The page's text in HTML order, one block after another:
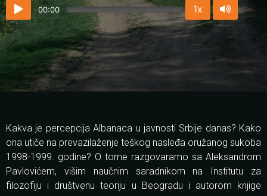
00:00 1x
Kakva je percepcija Albanaca u javnosti Srbije danas? Kako
ona utiče na prevazilaženje teškog nasleđa oružanog sukoba
1998-1999. godine? O tome razgovaramo sa Aleksandrom
Pavlovićem, višim naučnim saradnikom na Institutu za
filozofiju i društvenu teoriju u Beogradu i autorom knjige